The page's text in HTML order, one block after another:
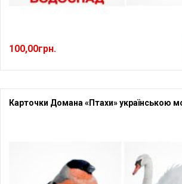
100,00грн.
Карточки Домана «Птахи» українською